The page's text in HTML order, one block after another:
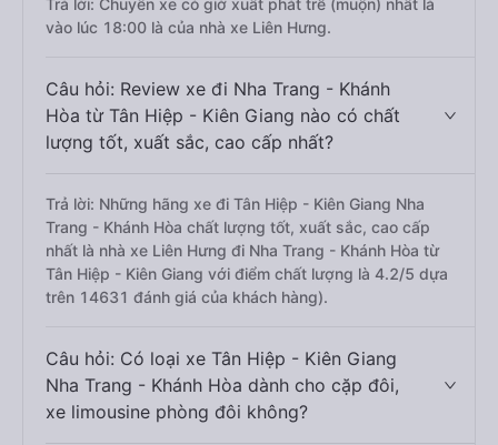
Trả lời: Chuyến xe có giờ xuất phát trễ (muộn) nhất là
vào lúc 18:00 là của nhà xe Liên Hưng.
Câu hỏi: Review xe đi Nha Trang - Khánh
Hòa từ Tân Hiệp - Kiên Giang nào có chất
lượng tốt, xuất sắc, cao cấp nhất?
Trả lời: Những hãng xe đi Tân Hiệp - Kiên Giang Nha
Trang - Khánh Hòa chất lượng tốt, xuất sắc, cao cấp
nhất là nhà xe Liên Hưng đi Nha Trang - Khánh Hòa từ
Tân Hiệp - Kiên Giang với điểm chất lượng là 4.2/5 dựa
trên 14631 đánh giá của khách hàng).
Câu hỏi: Có loại xe Tân Hiệp - Kiên Giang
Nha Trang - Khánh Hòa dành cho cặp đôi,
xe limousine phòng đôi không?